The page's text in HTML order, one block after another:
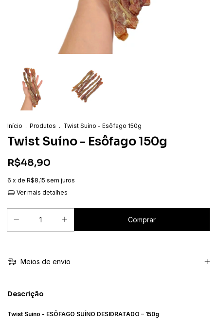
Início . Produtos . Twist Suíno - Esôfago 150g
Twist Suíno - Esôfago 150g
R$48,90
6 x de R$8,15 sem juros
Ver mais detalhes
Meios de envio
Descrição
Twist Suíno - ESÔFAGO SUÍNO DESIDRATADO – 150g